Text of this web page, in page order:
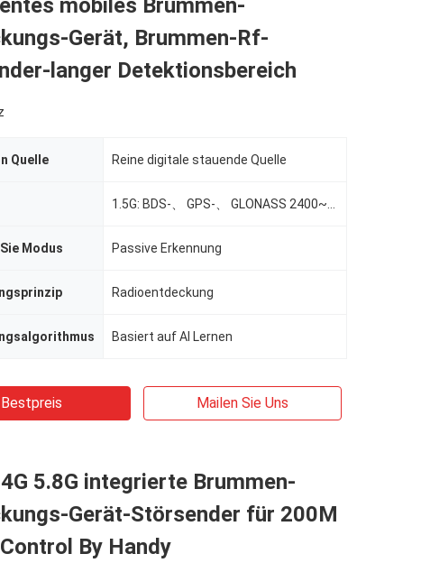
mobiles Brummen-
Gerät, Brummen-Rf-
langer Detektionsbereich
Quelle Reine digitale stauende Quelle
Modus Passive Erkennung
Radioentdeckung
Basiert auf AI Lernen
Bestpreis Mailen Sie Uns
5.8G integrierte Brummen-
Gerät-Störsender für 200M
By Handy